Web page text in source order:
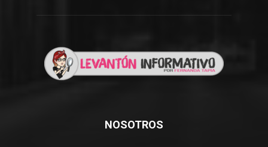
NOSOTROS